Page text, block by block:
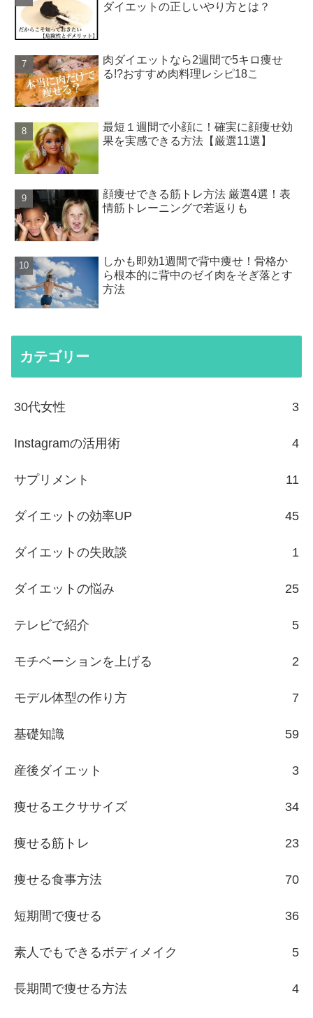
ダイエットの正しいやり方とは？
肉ダイエットなら2週間で5キロ痩せ
る!?おすすめ肉料理レシピ18こ
最短１週間で小顔に！確実に顔痩せ効
果を実感できる方法【厳選11選】
顔痩せできる筋トレ方法 厳選4選！表
情筋トレーニングで若返りも
しかも即効1週間で背中痩せ！骨格か
ら根本的に背中のゼイ肉をそぎ落とす
方法
カテゴリー
30代女性 3
Instagramの活用術 4
サプリメント 11
ダイエットの効率UP 45
ダイエットの失敗談 1
ダイエットの悩み 25
テレビで紹介 5
モチベーションを上げる 2
モデル体型の作り方 7
基礎知識 59
産後ダイエット 3
痩せるエクササイズ 34
痩せる筋トレ 23
痩せる食事方法 70
短期間で痩せる 36
素人でもできるボディメイク 5
長期間で痩せる方法 4